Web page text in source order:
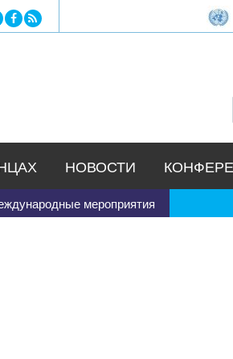
to navigation
мероприятия
НОВОСТИ